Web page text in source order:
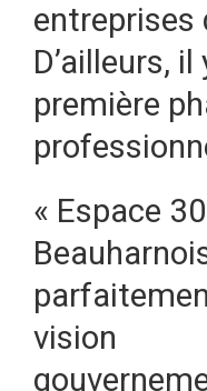
entreprises
D’ailleurs,
première
« Espace 30
vision